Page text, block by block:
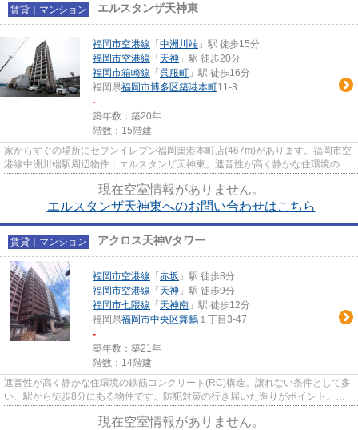
賃貸｜マンション エルスタンザ天神東
福岡市空港線 「中洲川端 」駅 徒歩15分
福岡市空港線 「天神 」駅 徒歩20分
福岡市箱崎線 「呉服町 」駅 徒歩16分
福岡県福岡市博多区築港本町11-3
-
築年数：築20年
階数：15階建
家からすぐの場所にセブンイレブン福岡築港本町店(467m)があります。福岡市空
港線中洲川端駅周辺物件：エルスタンザ天神東。遮音性が高く静かな住環境の鉄
筋コンクリート(RC)構造。少...
現在空室情報がありません。
エルスタンザ天神東へのお問い合わせはこちら
賃貸｜マンション アクロス天神Vタワー
福岡市空港線 「赤坂 」駅 徒歩8分
福岡市空港線 「天神 」駅 徒歩9分
福岡市七隈線 「天神南 」駅 徒歩12分
福岡県福岡市中央区舞鶴 １丁目3-47
-
築年数：築21年
階数：14階建
遮音性が高く静かな住環境の鉄筋コンクリート(RC)構造。譲れない条件として多
い、駅から徒歩8分にある物件です。防犯対策の行き届いた造りがポイント。当
物件以外にも、福岡市中央区内...
現在空室情報がありません。